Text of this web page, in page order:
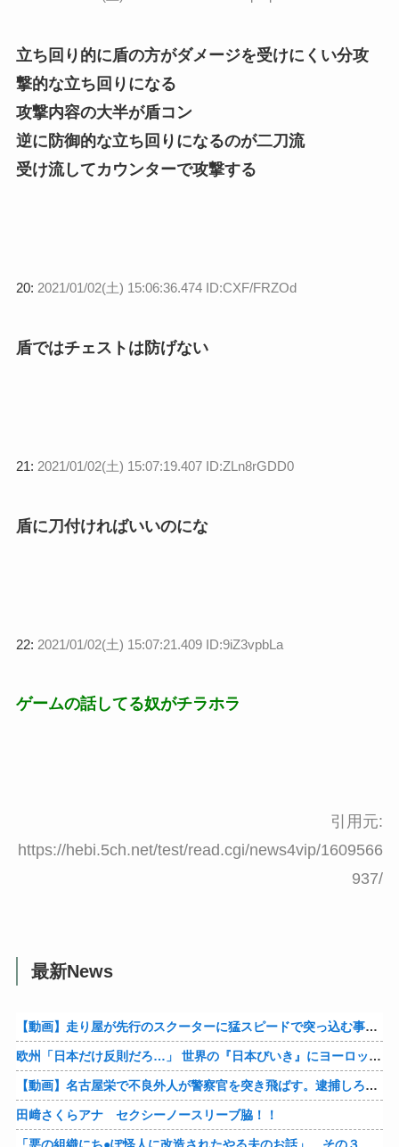
立ち回り的に盾の方がダメージを受けにくい分攻
撃的な立ち回りになる
攻撃内容の大半が盾コン
逆に防御的な立ち回りになるのが二刀流
受け流してカウンターで攻撃する
20: 2021/01/02(土) 15:06:36.474 ID:CXF/FRZOd
盾ではチェストは防げない
21: 2021/01/02(土) 15:07:19.407 ID:ZLn8rGDD0
盾に刀付ければいいのにな
22: 2021/01/02(土) 15:07:21.409 ID:9iZ3vpbLa
ゲームの話してる奴がチラホラ
引用元:
https://hebi.5ch.net/test/read.cgi/news4vip/1609566
937/
最新News
【動画】走り屋が先行のスクーターに猛スピードで突っ込む事故。
欧州「日本だけ反則だろ…」 世界の『日本びいき』にヨーロッパ全土から不満の声
【動画】名古屋栄で不良外人が警察官を突き飛ばす。逮捕しろやｗｗｗ
田﨑さくらアナ セクシーノースリーブ脇！！